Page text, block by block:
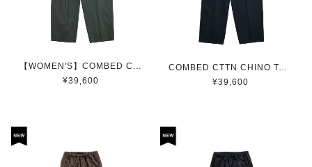
【WOMEN'S】COMBED CTTN CHINO TAPERED BAGGY PT / コーマ綿チノテーパードバギーパンツ(KHAKI)
¥39,600
¥39,600